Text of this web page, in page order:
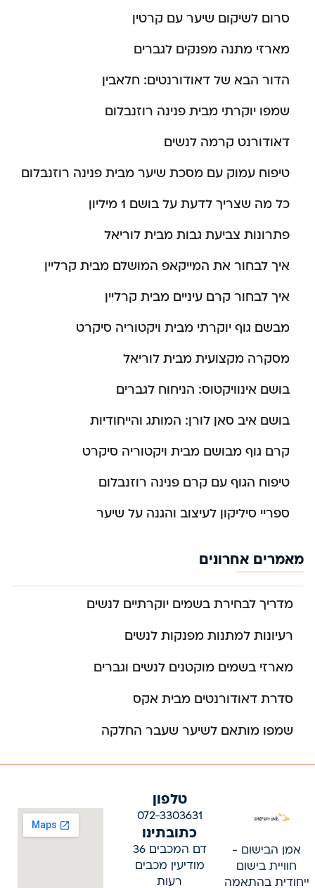
סרום לשיקום שיער עם קרטין
מארזי מתנה מפנקים לגברים
הדור הבא של דאודורנטים: חלאבין
שמפו יוקרתי מבית פנינה רוזנבלום
דאודורנט קרמה לנשים
טיפוח עמוק עם מסכת שיער מבית פנינה רוזנבלום
כל מה שצריך לדעת על בושם 1 מיליון
פתרונות צביעת גבות מבית לוריאל
איך לבחור את המייקאפ המושלם מבית קרליין
איך לבחור קרם עיניים מבית קרליין
מבשם גוף יוקרתי מבית ויקטוריה סיקרט
מסקרה מקצועית מבית לוריאל
בושם אינוויקטוס: הניחוח לגברים
בושם איב סאן לורן: המותג והייחודיות
קרם גוף מבושם מבית ויקטוריה סיקרט
טיפוח הגוף עם קרם פנינה רוזנבלום
ספריי סיליקון לעיצוב והגנה על שיער
מאמרים אחרונים
מדריך לבחירת בשמים יוקרתיים לנשים
רעיונות למתנות מפנקות לנשים
מארזי בשמים מוקטנים לנשים וגברים
סדרת דאודורנטים מבית אקס
שמפו מותאם לשיער שעבר החלקה
אמן הבישום -
חוויית בישום
ייחודית בהתאמה
טלפון
072-3303631
כתובתינו
דם המכבים 36
מודיעין מכבים
רעות